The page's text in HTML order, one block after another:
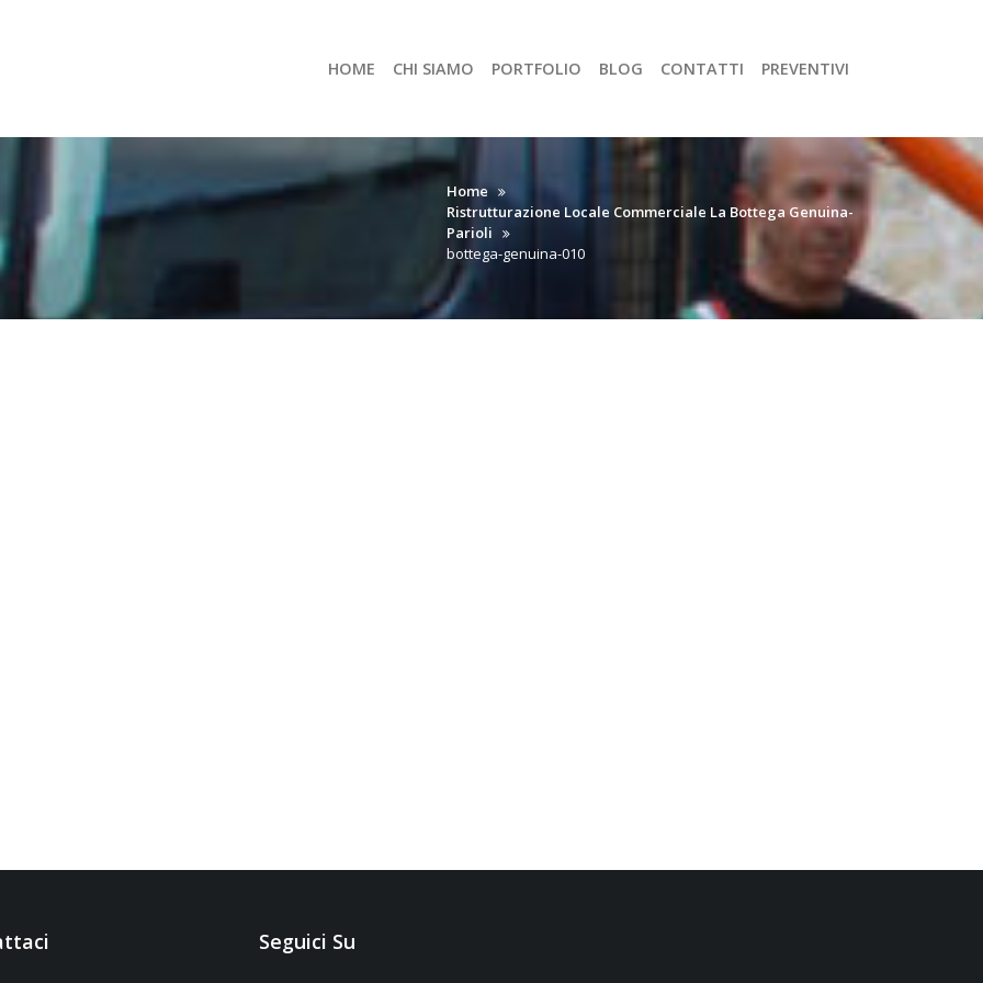
HOME CHI SIAMO PORTFOLIO BLOG CONTATTI PREVENTIVI
Home
Ristrutturazione Locale Commerciale La Bottega Genuina-
Parioli
bottega-genuina-010
Seguici Su